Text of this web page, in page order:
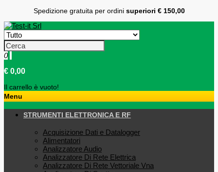
Spedizione gratuita per ordini superiori € 150,00
0
€ 0,00
Il carrello è vuoto!
Menu
STRUMENTI ELETTRONICA E RF
Acquisizione Dati e Datalogger
Alimentatori
Analizzatore Audio
Analizzatore Di Rete Elettrica
Analizzatore Di Rete Vettoriale Vna